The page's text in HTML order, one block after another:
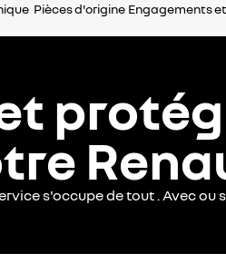
Pièces d'origine Engagements et
s'occupe de tout . Avec ou